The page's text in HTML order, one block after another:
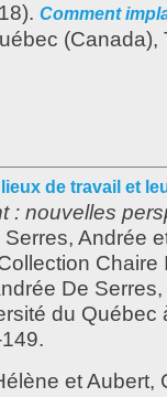
Comment
(Canada),
de travail et
: nouvelles
Serres, Andrée
De
du Québec
etAubert,